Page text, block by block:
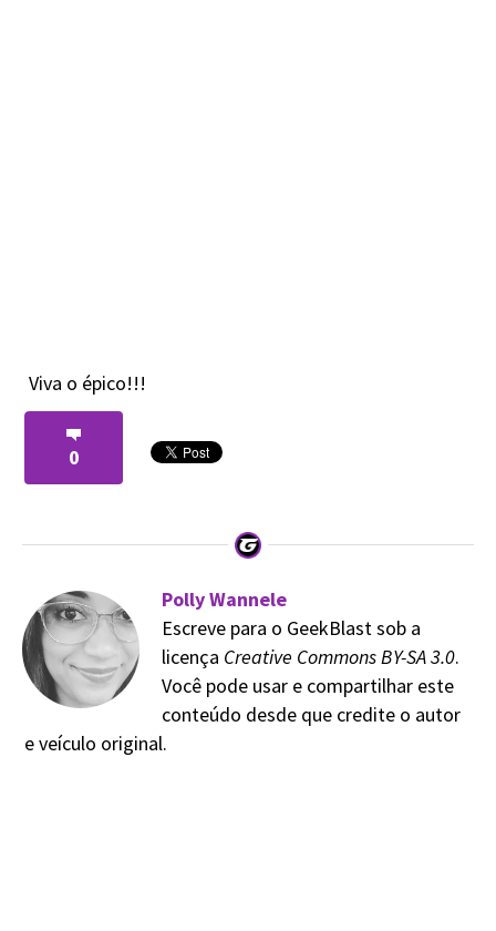
Viva o épico!!!
0
Polly Wannele
Escreve para o GeekBlast sob a
licença Creative Commons BY-SA 3.0.
Você pode usar e compartilhar este
conteúdo desde que credite o autor
e veículo original.